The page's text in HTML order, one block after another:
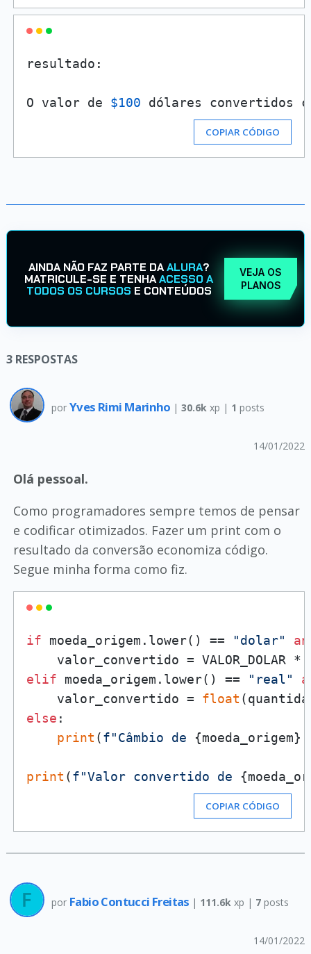
resultado:
O valor de $100 dólares convertidos
COPIAR CÓDIGO
AINDA NÃO FAZ PARTE DAALURA?
MATRICULE-SE E TENHAACESSO A
TODOS OS CURSOS E CONTEÚDOS
VEJA OS
PLANOS
3 RESPOSTAS
por Yves Rimi Marinho |30.6k xp | 1 posts
14/01/2022
Olá pessoal.
Como programadores sempre temos de pensar
e codificar otimizados. Fazer um print com o
resultado da conversão economiza código.
Segue minha forma como fiz.
if moeda_origem.lower() == "dolar"
    valor_convertido = VALOR_DOLAR *
elif moeda_origem.lower() == "real"
    valor_convertido =
float
else :
print (f"Câmbio de {moeda_origem}
print (f"Valor convertido de
COPIAR CÓDIGO
por Fabio Contucci Freitas | 111.6k xp | 7 posts
14/01/2022